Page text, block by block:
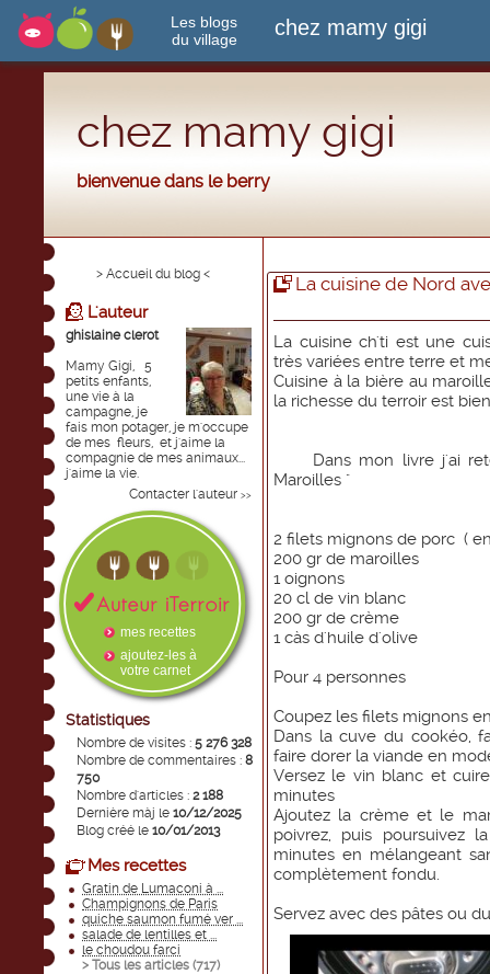
Les blogs
du village
chez mamy gigi
chez mamy gigi
bienvenue dans le berry
> Accueil du blog <
L'auteur
ghislaine clerot
Mamy Gigi, 5
petits enfants,
une vie à la
campagne, je
fais mon potager, je m'occupe
de mes fleurs, et j'aime la
compagnie de mes animaux...
j'aime la vie.
Contacter l'auteur >>
mes recettes
ajoutez-les à
votre carnet
Statistiques
Nombre de visites : 5 276 328
Nombre de commentaires : 8
750
Nombre d'articles : 2 188
Dernière màj le 10/12/2025
Blog créé le 10/01/2013
Mes recettes
Gratin de Lumaconi à ...
Champignons de Paris
quiche saumon fumé ver ...
salade de lentilles et ...
le choudou farci
> Tous les articles (717)
La cuisine de Nord
La cuisine ch'ti est une
très variées entre terre et
Cuisine à la bière au
la richesse du terroir est
Dans mon livre j'ai
Maroilles "
2 filets mignons de porc (
200 gr de maroilles
1 oignons
20 cl de vin blanc
200 gr de crème
1 càs d'huile d'olive
Pour 4 personnes
Coupez les filets mignons
Dans la cuve du cookéo,
faire dorer la viande en
Versez le vin blanc et
minutes
Ajoutez la crème et le
poivrez, puis poursuivez
minutes en mélangeant
complètement fondu.
Servez avec des pâtes ou